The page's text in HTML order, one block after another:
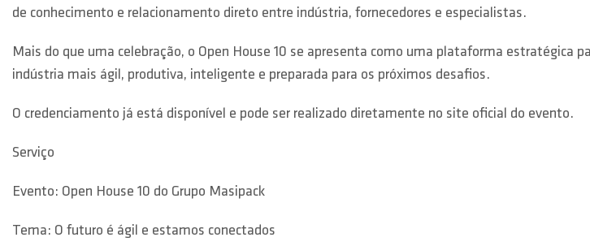
de conhecimento e relacionamento direto entre indústria, fornecedores e especialistas.
Mais do que uma celebração, o Open House 10 se apresenta como uma plataforma estratégica
indústria mais ágil, produtiva, inteligente e preparada para os próximos desafios.
O credenciamento já está disponível e pode ser realizado diretamente no site oficial do evento.
Serviço
Evento: Open House 10 do Grupo Masipack
Tema: O futuro é ágil e estamos conectados